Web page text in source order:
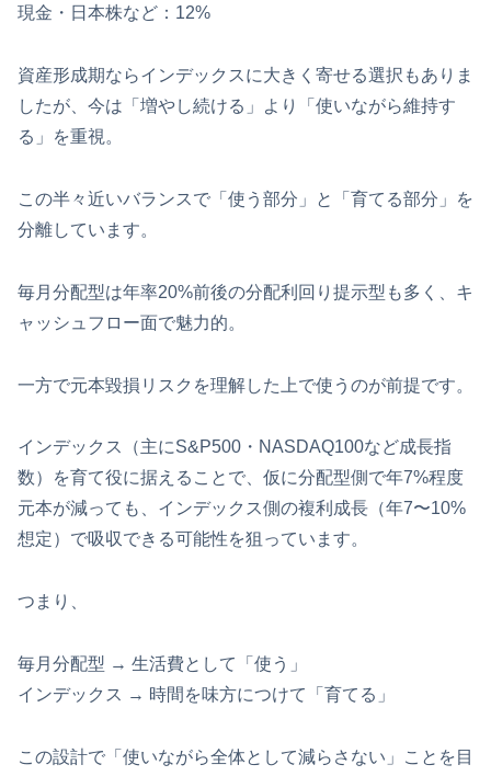
現金・日本株など：12%
資産形成期ならインデックスに大きく寄せる選択もありま
したが、今は「増やし続ける」より「使いながら維持す
る」を重視。
この半々近いバランスで「使う部分」と「育てる部分」を
分離しています。
毎月分配型は年率20%前後の分配利回り提示型も多く、キ
ャッシュフロー面で魅力的。
一方で元本毀損リスクを理解した上で使うのが前提です。
インデックス（主にS&P500・NASDAQ100など成長指
数）を育て役に据えることで、仮に分配型側で年7%程度
元本が減っても、インデックス側の複利成長（年7〜10%
想定）で吸収できる可能性を狙っています。
つまり、
毎月分配型 → 生活費として「使う」
インデックス → 時間を味方につけて「育てる」
この設計で「使いながら全体として減らさない」ことを目